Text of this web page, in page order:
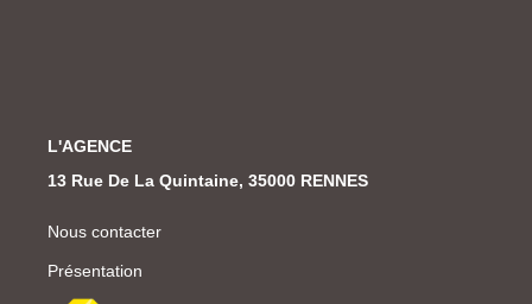
L'AGENCE
13 Rue De La Quintaine, 35000 RENNES
Nous contacter
Présentation